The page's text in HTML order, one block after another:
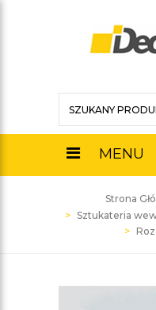
MENU
Strona
Sztukateria